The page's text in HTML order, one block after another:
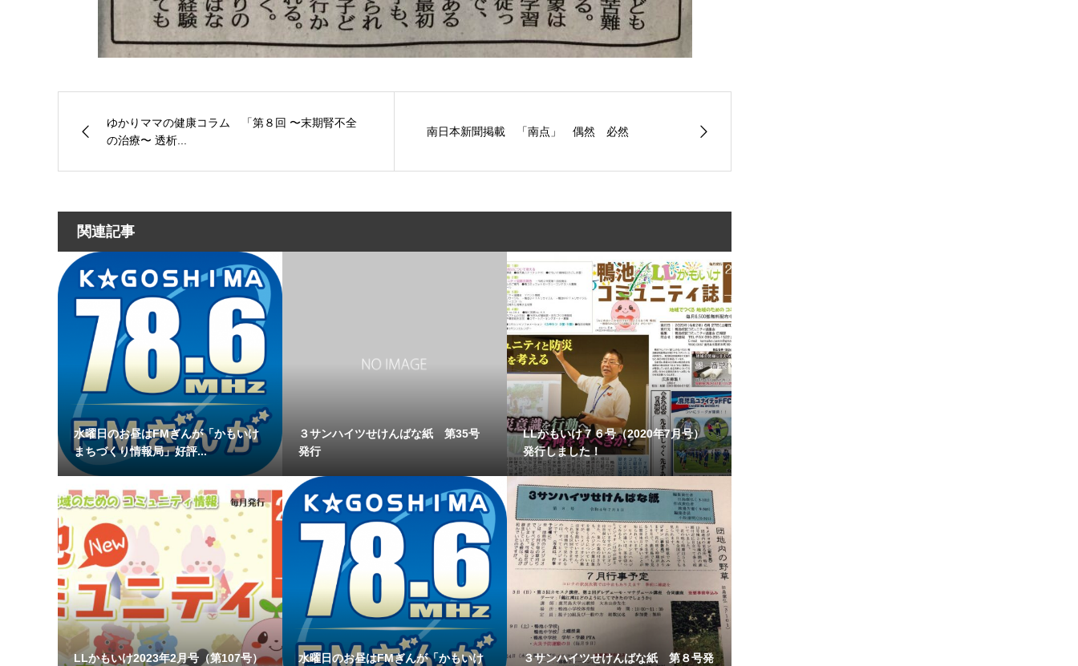
ゆかりママの健康コラム 「第８回 〜末期腎不全
の治療〜 透析...
南日本新聞掲載 「南点」 偶然 必然
関連記事
水曜日のお昼はFMぎんが「かもいけ
まちづくり情報局」好評...
３サンハイツせけんばな紙 第35号
発行
LLかもいけ７６号（2020年7月号）
発行しました！
LLかもいけ2023年2月号（第107号）
水曜日のお昼はFMぎんが「かもいけ
３サンハイツせけんばな紙 第８号発